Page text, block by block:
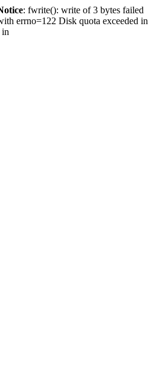
: fwrite(): write of 3 bytes failed
errno=122 Disk quota exceeded in
in